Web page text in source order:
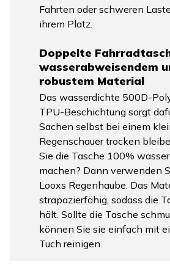
Fahrten oder schweren
ihrem Platz.
Doppelte
wasserabweisendem
robustem Material
Das wasserdichte 500D-
TPU-Beschichtung sorgt
Sachen selbst bei einem
Regenschauer trocken
Sie die Tasche 100%
machen? Dann verwenden
Looxs Regenhaube. Das
strapazierfähig, sodass die
hält. Sollte die Tasche
können Sie sie einfach mit
Tuch reinigen.